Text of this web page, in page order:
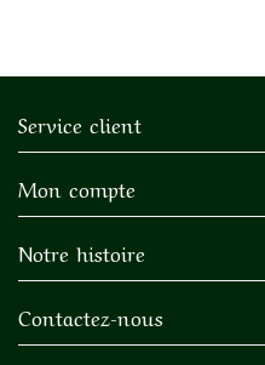
Service client
Mon compte
Notre histoire
Contactez-nous